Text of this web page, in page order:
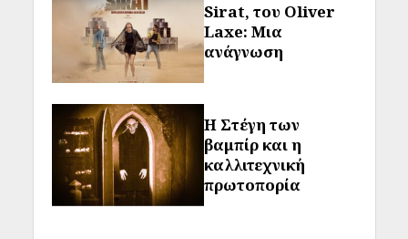
Sirat, του Oliver
Laxe: Μια
ανάγνωση
Η Στέγη των
βαμπίρ και η
καλλιτεχνική
πρωτοπορία